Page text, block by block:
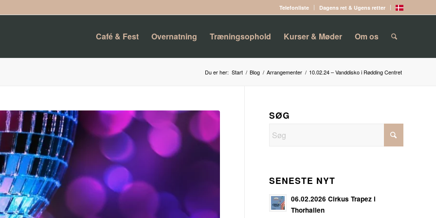
Telefonliste Dagens ret & Ugens retter
Café & Fest Overnatning Træningsophold Kurser & Møder Om os
Du er her: Start / Blog / Arrangementer / 10.02.24 – Vanddisko i Rødding Centret
SØG
SENESTE NYT
06.02.2026 Cirkus Trapez i
Thorhallen